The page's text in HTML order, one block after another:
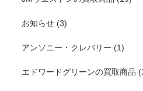
お知らせ (3)
アンソニー・クレバリー (1)
エドワードグリーンの買取商品